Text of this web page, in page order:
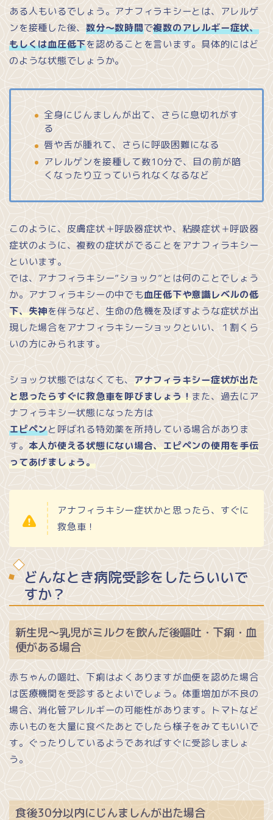
ある人もいるでしょう。アナフィラキシーとは、アレルゲ
ンを接種した後、数分～数時間で複数のアレルギー症状、
もしくは血圧低下を認めることを言います。具体的にはど
のような状態でしょうか。
全身にじんましんが出て、さらに息切れがす
る
唇や舌が腫れて、さらに呼吸困難になる
アレルゲンを接種して数10分で、目の前が暗
くなったり立っていられなくなるなど
このように、皮膚症状＋呼吸器症状や、粘膜症状＋呼吸器
症状のように、複数の症状がでることをアナフィラキシー
といいます。
では、アナフィラキシー”ショック”とは何のことでしょう
か。アナフィラキシーの中でも血圧低下や意識レベルの低
下、失神を伴うなど、生命の危機を及ぼすような症状が出
現した場合をアナフィラキシーショックといい、１割くら
いの方にみられます。
ショック状態ではなくても、 アナフィラキシー症状が出た
と思ったらすぐに救急車を呼びましょう！ また、過去にア
ナフィラキシー状態になった方は
エピペンと呼ばれる特効薬を所持している場合がありま
す。 本人が使える状態にない場合、エピペンの使用を手伝
ってあげましょう。
アナフィラキシー症状かと思ったら、すぐに
救急車！
どんなとき病院受診をしたらいいで
すか？
新生児～乳児がミルクを飲んだ後嘔吐・下痢・血
便がある場合
赤ちゃんの嘔吐、下痢はよくありますが血便を認めた場合
は医療機関を受診するとよいでしょう。体重増加が不良の
場合、消化管アレルギーの可能性があります。トマトなど
赤いものを大量に食べたあとでしたら様子をみてもいいで
す。ぐったりしているようであればすぐに受診しましょ
う。
食後30分以内にじんましんが出た場合